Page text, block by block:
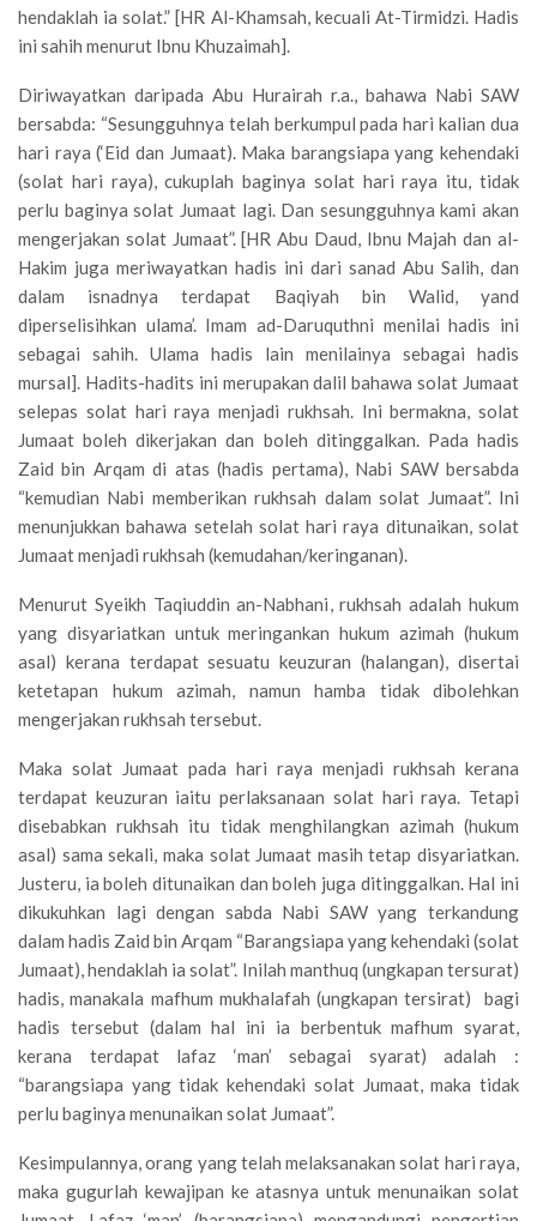
hendaklah ia solat.” [HR Al-Khamsah, kecuali At-Tirmidzi. Hadis
ini sahih menurut Ibnu Khuzaimah].
Diriwayatkan daripada Abu Hurairah r.a., bahawa Nabi SAW
bersabda: “Sesungguhnya telah berkumpul pada hari kalian dua
hari raya (‘Eid dan Jumaat). Maka barangsiapa yang kehendaki
(solat hari raya), cukuplah baginya solat hari raya itu, tidak
perlu baginya solat Jumaat lagi. Dan sesungguhnya kami akan
mengerjakan solat Jumaat”. [HR Abu Daud, Ibnu Majah dan al-
Hakim juga meriwayatkan hadis ini dari sanad Abu Salih, dan
dalam isnadnya terdapat Baqiyah bin Walid, yand
diperselisihkan ulama’. Imam ad-Daruquthni menilai hadis ini
sebagai sahih. Ulama hadis lain menilainya sebagai hadis
mursal]. Hadits-hadits ini merupakan dalil bahawa solat Jumaat
selepas solat hari raya menjadi rukhsah. Ini bermakna, solat
Jumaat boleh dikerjakan dan boleh ditinggalkan. Pada hadis
Zaid bin Arqam di atas (hadis pertama), Nabi SAW bersabda
“kemudian Nabi memberikan rukhsah dalam solat Jumaat”. Ini
menunjukkan bahawa setelah solat hari raya ditunaikan, solat
Jumaat menjadi rukhsah (kemudahan/keringanan).
Menurut Syeikh Taqiuddin an-Nabhani, rukhsah adalah hukum
yang disyariatkan untuk meringankan hukum azimah (hukum
asal) kerana terdapat sesuatu keuzuran (halangan), disertai
ketetapan hukum azimah, namun hamba tidak dibolehkan
mengerjakan rukhsah tersebut.
Maka solat Jumaat pada hari raya menjadi rukhsah kerana
terdapat keuzuran iaitu perlaksanaan solat hari raya. Tetapi
disebabkan rukhsah itu tidak menghilangkan azimah (hukum
asal) sama sekali, maka solat Jumaat masih tetap disyariatkan.
Justeru, ia boleh ditunaikan dan boleh juga ditinggalkan. Hal ini
dikukuhkan lagi dengan sabda Nabi SAW yang terkandung
dalam hadis Zaid bin Arqam “Barangsiapa yang kehendaki (solat
Jumaat), hendaklah ia solat”. Inilah manthuq (ungkapan tersurat)
hadis, manakala mafhum mukhalafah (ungkapan tersirat) bagi
hadis tersebut (dalam hal ini ia berbentuk mafhum syarat,
kerana terdapat lafaz ‘man’ sebagai syarat) adalah :
“barangsiapa yang tidak kehendaki solat Jumaat, maka tidak
perlu baginya menunaikan solat Jumaat”.
Kesimpulannya, orang yang telah melaksanakan solat hari raya,
maka gugurlah kewajipan ke atasnya untuk menunaikan solat